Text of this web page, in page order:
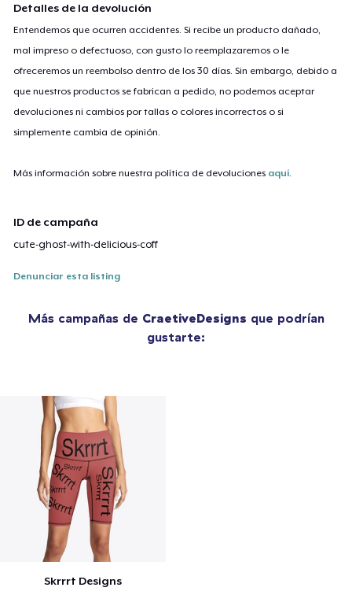
Detalles de la devolución
Entendemos que ocurren accidentes. Si recibe un producto dañado,
mal impreso o defectuoso, con gusto lo reemplazaremos o le
ofreceremos un reembolso dentro de los 30 días. Sin embargo, debido a
que nuestros productos se fabrican a pedido, no podemos aceptar
devoluciones ni cambios por tallas o colores incorrectos o si
simplemente cambia de opinión.
Más información sobre nuestra política de devoluciones aquí.
ID de campaña
cute-ghost-with-delicious-coff
Denunciar esta listing
Más campañas de CraetiveDesigns que podrían
gustarte:
Skrrrt Designs